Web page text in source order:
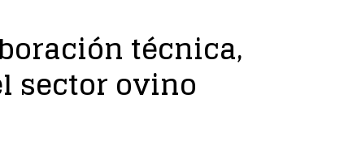
técnica,
sector ovino